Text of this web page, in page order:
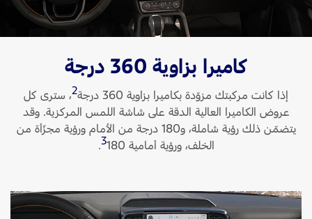
البحث عن الوكيل
الأسئلة الشائعة
كاميرا بزاوية 360 درجة
إذا كانت مركبتك مزوّدة بكاميرا بزاوية 360 درجة 2، سترى كل
عروض الكاميرا العالية الدقة على شاشة اللمس المركزية. وقد
يتضمّن ذلك رؤية شاملة، و180 درجة من الأمام ورؤية مجزّأة من
الخلف، ورؤية أمامية 180
3
‏.